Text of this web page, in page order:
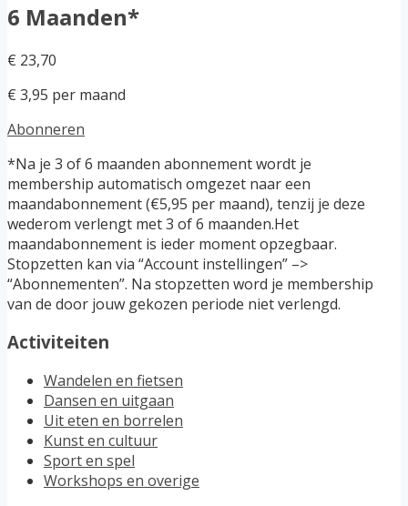
6 Maanden*
€ 23,70
€ 3,95 per maand
Abonneren
*Na je 3 of 6 maanden abonnement wordt je
membership automatisch omgezet naar een
maandabonnement (€5,95 per maand), tenzij je deze
wederom verlengt met 3 of 6 maanden.Het
maandabonnement is ieder moment opzegbaar.
Stopzetten kan via “Account instellingen” –>
“Abonnementen”. Na stopzetten word je membership
van de door jouw gekozen periode niet verlengd.
Activiteiten
Wandelen en fietsen
Dansen en uitgaan
Uit eten en borrelen
Kunst en cultuur
Sport en spel
Workshops en overige